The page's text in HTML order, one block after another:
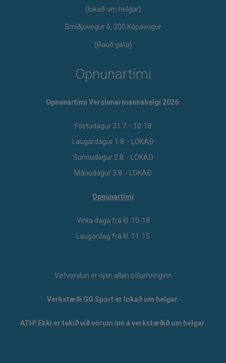
​(lokað um helgar)
Smiðjuvegur 6, 200 Kópavogur
(Rauð gata)
Opnunartími
Opnunartími Verslunarmannahelgi 2026:
Föstudagur 31.7. - 10-18
Laugardagur 1.8. - LOKAÐ
Sunnudagur 2.8. - LOKAÐ
Mánudagur 3.8. - LOKAÐ
Opnunartími
Virka daga frá kl. 10-18
Laugardag frá kl. 11-15
Vefverslun er opin allan sólarhringinn
Verkstæði GG Sport er lokað um helgar.
ATH! Ekki er tekið við vörum inn á verkstæðið um helgar.